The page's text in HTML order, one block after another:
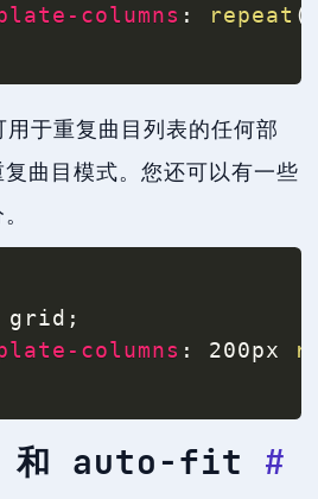
columns : repeat (
用于重复曲目列表的任何部
曲目模式。您还可以有一些
grid ;
columns : 200px
auto-fit #